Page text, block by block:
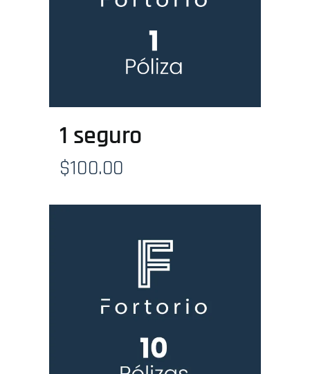
1 seguro
$100.00